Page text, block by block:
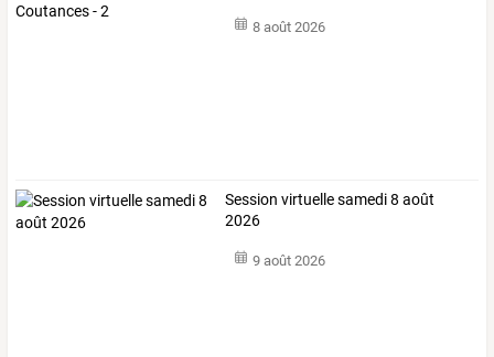
8 août 2026
Session virtuelle samedi 8 août
2026
9 août 2026